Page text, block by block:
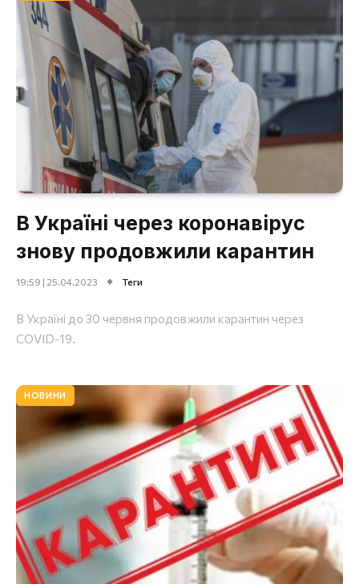
В Україні через коронавірус
знову продовжили карантин
19:59 | 25.04.2023 Теги
В Україні до 30 червня продовжили карантин через
COVID-19.
НОВИНИ